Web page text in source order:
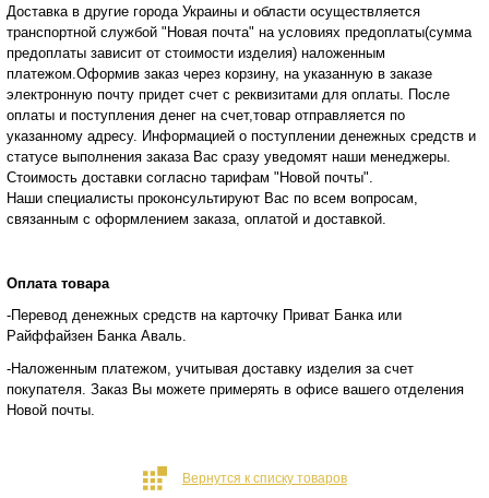
Доставка в другие города Украины и области осуществляется
транспортной службой "Новая почта" на условиях предоплаты(сумма
предоплаты зависит от стоимости изделия) наложенным
платежом.Оформив заказ через корзину, на указанную в заказе
электронную почту придет счет с реквизитами для оплаты. После
оплаты и поступления денег на счет,товар отправляется по
указанному адресу. Информацией о поступлении денежных средств и
статусе выполнения заказа Вас сразу уведомят наши менеджеры.
Стоимость доставки согласно тарифам "Новой почты".
Наши специалисты проконсультируют Вас по всем вопросам,
связанным с оформлением заказа, оплатой и доставкой.
Оплата товара
-Перевод денежных средств на карточку Приват Банка или
Райффайзен Банка Аваль.
-Наложенным платежом, учитывая доставку изделия за счет
покупателя. Заказ Вы можете примерять в офисе вашего отделения
Новой почты.
Вернутся к списку товаров